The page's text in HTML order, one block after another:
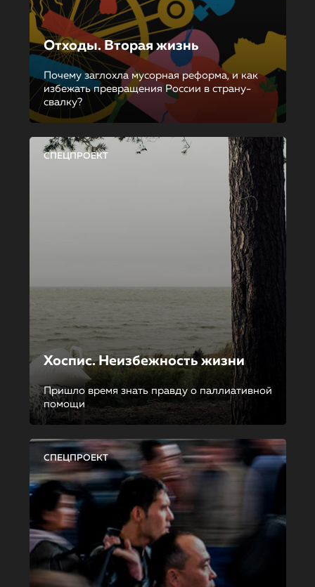
Отходы. Вторая жизнь
Почему заглохла мусорная реформа, и как
избежать превращения России в страну-
свалку?
СПЕЦПРОЕКТ
Хоспис. Неизбежность жизни
Пришло время знать правду о паллиативной
помощи
СПЕЦПРОЕКТ